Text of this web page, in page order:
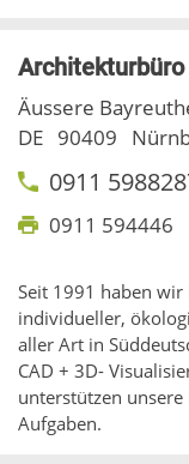
Äussere
DE 90409
0911
0911 594446
Seit 1991 haben
individueller,
aller Art in
CAD + 3D-
unterstützen
Aufgaben.